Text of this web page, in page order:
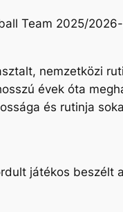
Team 2025/
nemzetközi
évek óta
és rutinja
játékos beszélt